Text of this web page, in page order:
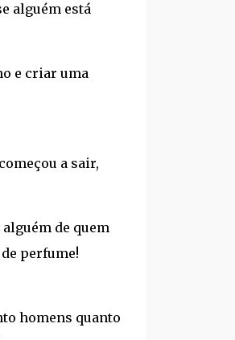
alguém está
e criar uma
a sair,
de quem
perfume!
homens quanto